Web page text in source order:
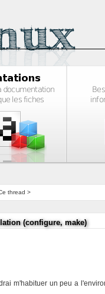
thread >
(configure, make)
m'habituer un peu a